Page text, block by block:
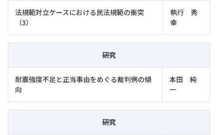
法規範対立ケースにおける民法規範の衝突
（3）
執行 秀
幸
研究
耐震強度不足と正当事由をめぐる裁判例の傾
向
本田 純
一
研究